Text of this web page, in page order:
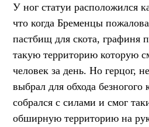
У ног статуи расположился
что когда Бременцы
пастбищ для скота, графиня
такую территорию которую
человек за день. Но герцог,
выбрал для обхода безногого
собрался с силами и смог
обширную территорию на